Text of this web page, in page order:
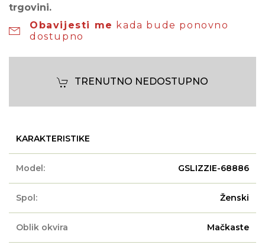
trgovini.
Obavijesti me kada bude ponovno
dostupno
TRENUTNO NEDOSTUPNO
KARAKTERISTIKE
Model: GSLIZZIE-68886
Spol: Ženski
Oblik okvira Mačkaste